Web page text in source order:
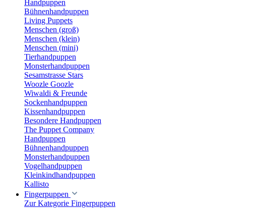
Handpuppen
Bühnenhandpuppen
Living Puppets
Menschen (groß)
Menschen (klein)
Menschen (mini)
Tierhandpuppen
Monsterhandpuppen
Sesamstrasse Stars
Woozle Goozle
Wiwaldi & Freunde
Sockenhandpuppen
Kissenhandpuppen
Besondere Handpuppen
The Puppet Company
Handpuppen
Bühnenhandpuppen
Monsterhandpuppen
Vogelhandpuppen
Kleinkindhandpuppen
Kallisto
Fingerpuppen
Zur Kategorie Fingerpuppen